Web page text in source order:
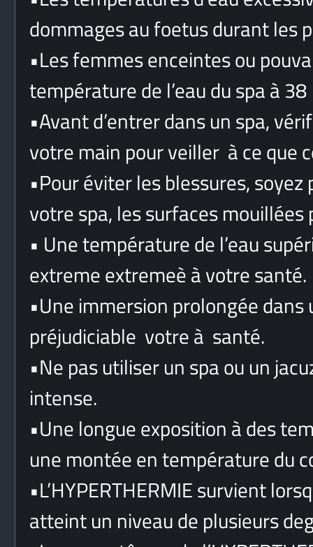
dommages au foetus durant les
•Les femmes enceintes ou
température de l’eau du spa à 38
•Avant d’entrer dans un spa,
votre main pour veiller à ce que
•Pour éviter les blessures,
votre spa, les surfaces
• Une température de l’eau
extreme extremeè à votre santé.
•Une immersion prolongée
préjudiciable votre à santé.
•Ne pas utiliser un spa ou un
intense.
•Une longue exposition à des
une montée en température du
•L’HYPERTHERMIE survient
atteint un niveau de plusieurs